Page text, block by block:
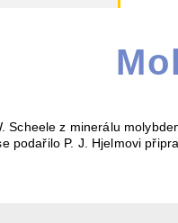
Scheele z minerálu
podařilo P. J. Hjelmovi